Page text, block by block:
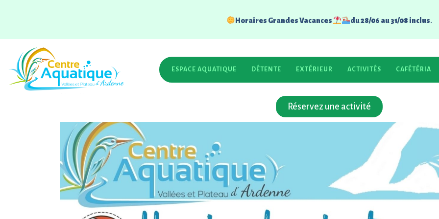
Horaires Grandes Vacances du 28/06 au 31/08 inclus.
ESPACE AQUATIQUE DÉTENTE EXTÉRIEUR ACTIVITÉS CAFÉTÉRIA
Réservez une activité
Home Accueil
Horaires 🛝 Public période Grandes Vacances
du
août inclus.